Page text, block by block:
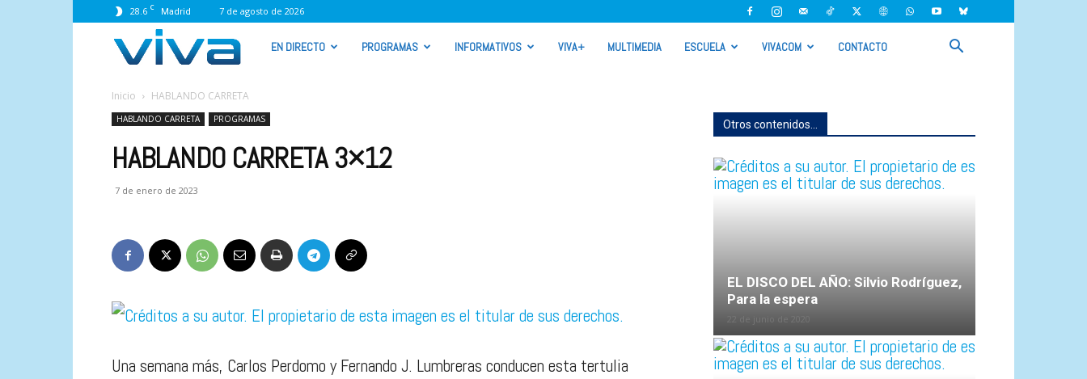
28.6 C Madrid 7 de agosto de 2026
VIVA
EN DIRECTO PROGRAMAS INFORMATIVOS VIVA+ MULTIMEDIA ESCUELA VIVACOM CONTACTO
Inicio HABLANDO CARRETA
HABLANDO CARRETA PROGRAMAS
HABLANDO CARRETA 3×12
7 de enero de 2023
Una semana más, Carlos Perdomo y Fernando J. Lumbreras conducen esta tertulia
Otros contenidos...
EL DISCO DEL AÑO: Silvio Rodríguez,
Para la espera